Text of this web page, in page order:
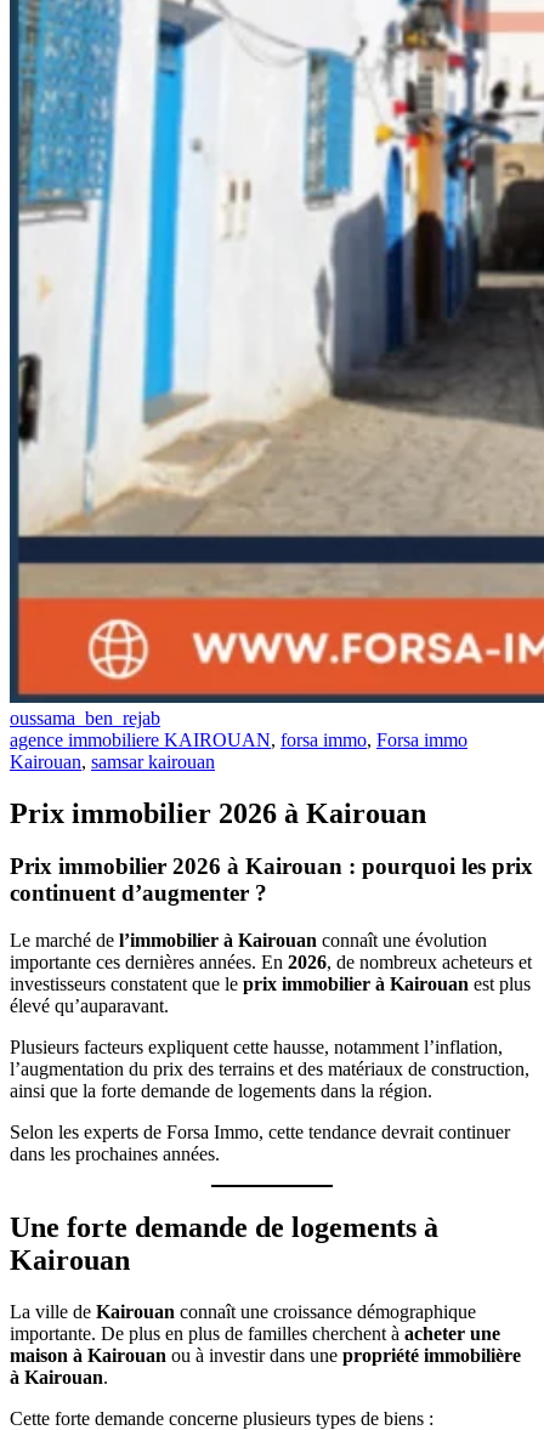
oussama_ben_rejab
agence immobiliere KAIROUAN, forsa immo, Forsa immo
Kairouan, samsar kairouan
Prix immobilier 2026 à Kairouan
Prix immobilier 2026 à Kairouan : pourquoi les prix
continuent d’augmenter ?
Le marché de l’immobilier à Kairouan connaît une évolution
importante ces dernières années. En 2026, de nombreux acheteurs et
investisseurs constatent que le prix immobilier à Kairouan est plus
élevé qu’auparavant.
Plusieurs facteurs expliquent cette hausse, notamment l’inflation,
l’augmentation du prix des terrains et des matériaux de construction,
ainsi que la forte demande de logements dans la région.
Selon les experts de Forsa Immo, cette tendance devrait continuer
dans les prochaines années.
Une forte demande de logements à
Kairouan
La ville de Kairouan connaît une croissance démographique
importante. De plus en plus de familles cherchent à acheter une
maison à Kairouan ou à investir dans une propriété immobilière
à Kairouan.
Cette forte demande concerne plusieurs types de biens :